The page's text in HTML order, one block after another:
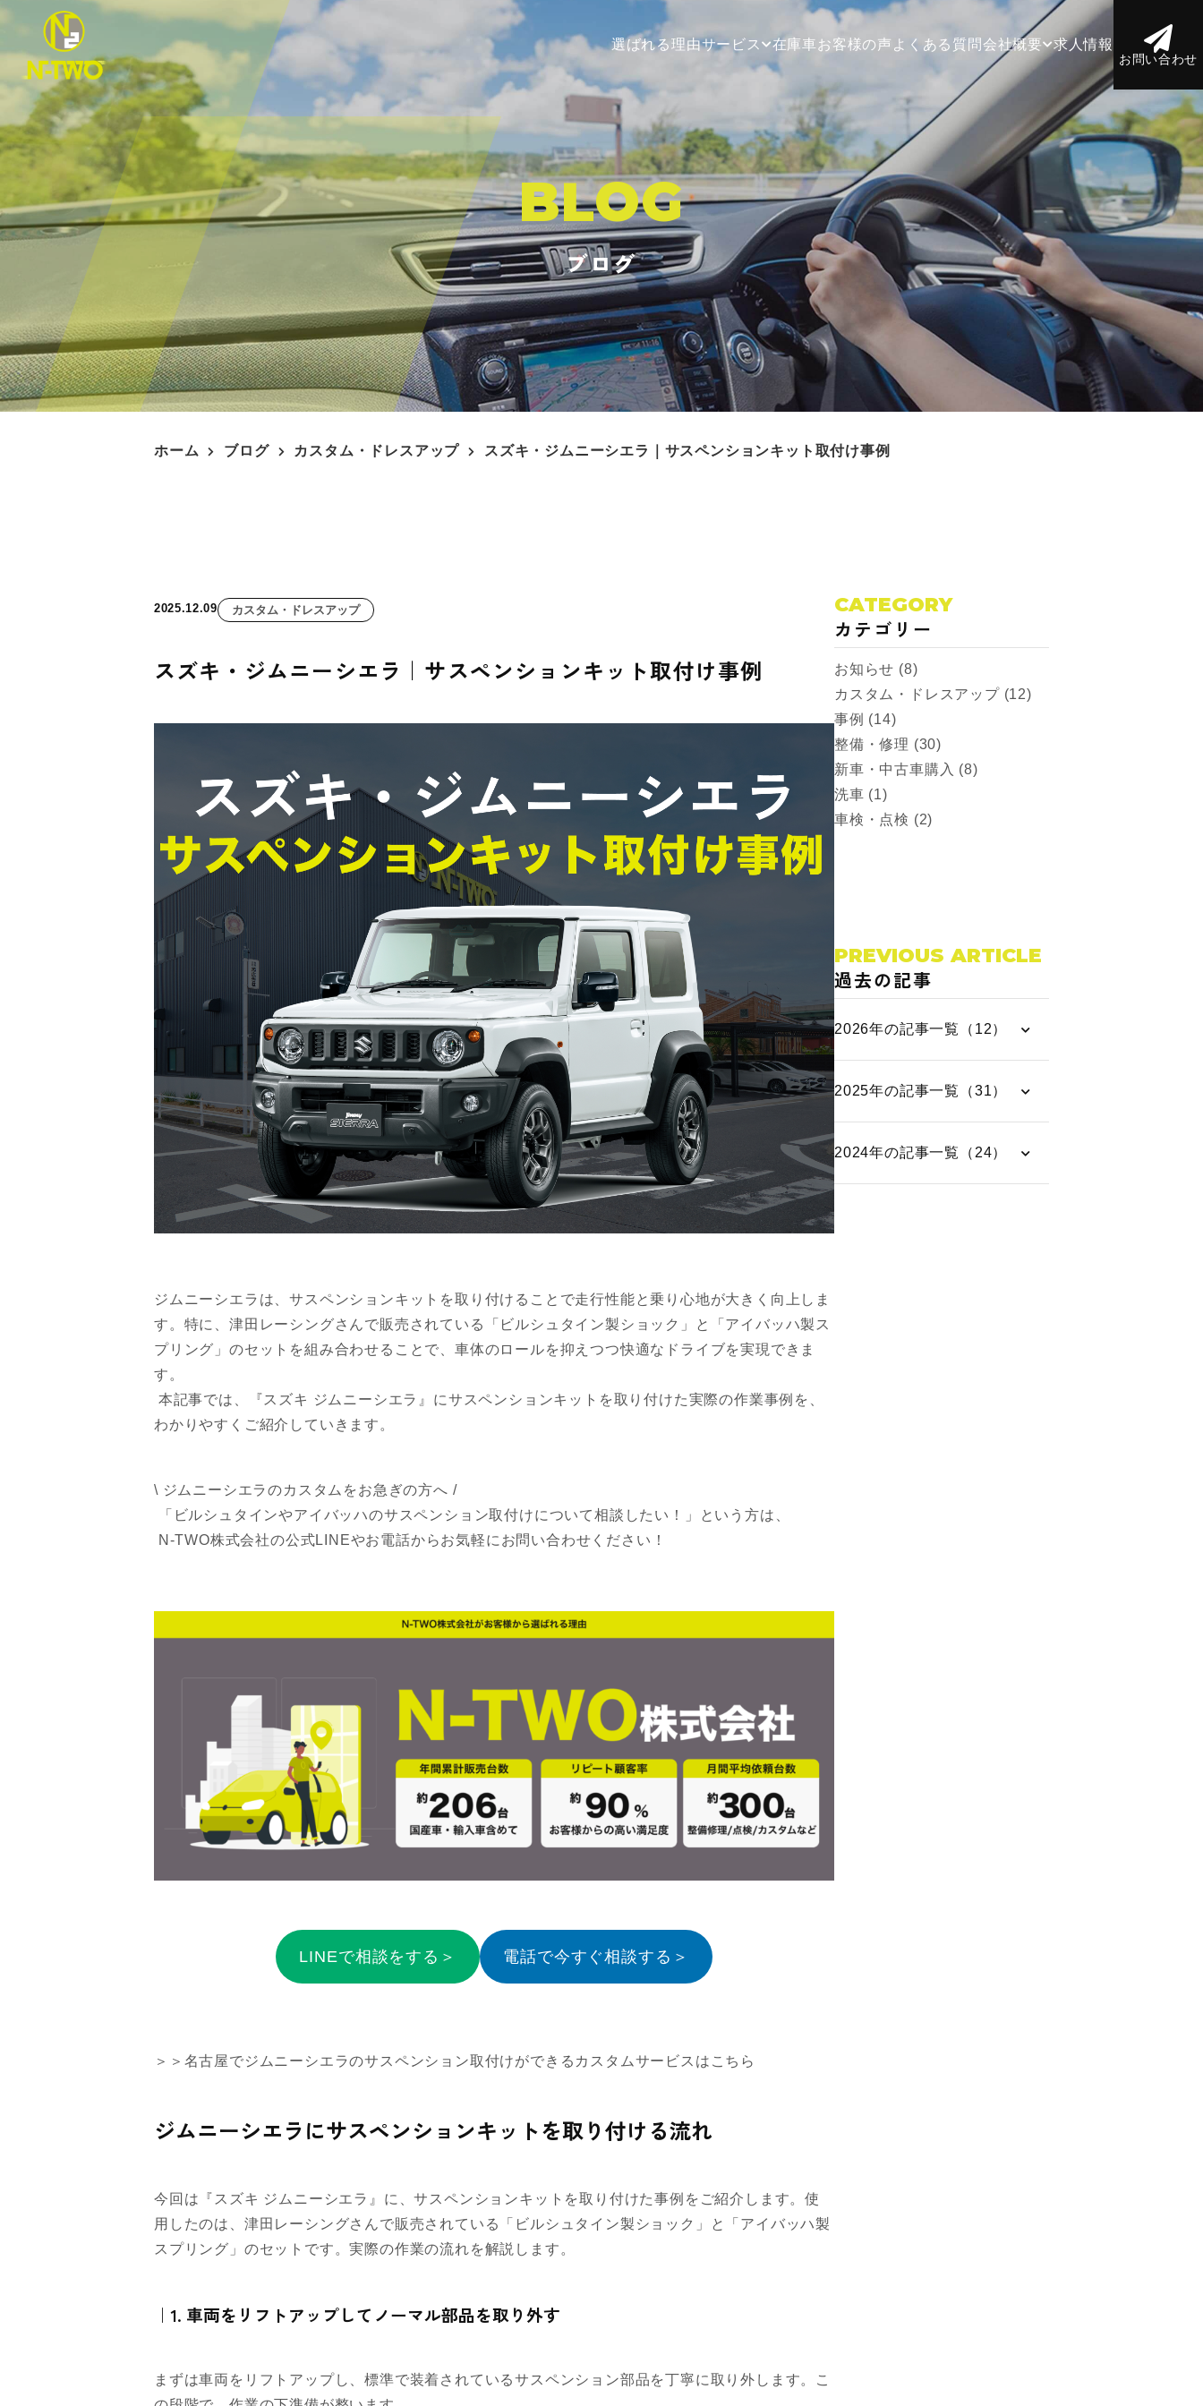
選ばれる理由サービス 在庫車 お客様の声 よくある質問会社概要 求人情報
お問い合わせ
BLOG
ブログ
ホーム ブログ カスタム・ドレスアップ スズキ・ジムニーシエラ｜サスペンションキット取付け事例
2025.12.09 カスタム・ドレスアップ
スズキ・ジムニーシエラ｜サスペンションキット取付け事例
ジムニーシエラは、サスペンションキットを取り付けることで走行性能と乗り心地が大きく向上しま
す。特に、津田レーシングさんで販売されている「ビルシュタイン製ショック」と「アイバッハ製ス
プリング」のセットを組み合わせることで、車体のロールを抑えつつ快適なドライブを実現できま
す。
本記事では、『スズキ ジムニーシエラ』にサスペンションキットを取り付けた実際の作業事例を、
わかりやすくご紹介していきます。
\ ジムニーシエラのカスタムをお急ぎの方へ /
「ビルシュタインやアイバッハのサスペンション取付けについて相談したい！」という方は、
N-TWO株式会社の公式LINEやお電話からお気軽にお問い合わせください！
LINEで相談をする＞ 電話で今すぐ相談する＞
＞＞名古屋でジムニーシエラのサスペンション取付けができるカスタムサービスはこちら
ジムニーシエラにサスペンションキットを取り付ける流れ
今回は『スズキ ジムニーシエラ』に、サスペンションキットを取り付けた事例をご紹介します。使
用したのは、津田レーシングさんで販売されている「ビルシュタイン製ショック」と「アイバッハ製
スプリング」のセットです。実際の作業の流れを解説します。
｜1. 車両をリフトアップしてノーマル部品を取り外す
まずは車両をリフトアップし、標準で装着されているサスペンション部品を丁寧に取り外します。こ
CATEGORY
カテゴリー
お知らせ (8)
カスタム・ドレスアップ (12)
事例 (14)
整備・修理 (30)
新車・中古車購入 (8)
洗車 (1)
車検・点検 (2)
PREVIOUS ARTICLE
過去の記事
2026年の記事一覧（12）
2025年の記事一覧（31）
2024年の記事一覧（24）